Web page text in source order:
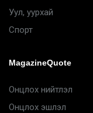
Уул, уурхай
Спорт
MagazineQuote
Онцлох нийтлэл
Онцлох эшлэл